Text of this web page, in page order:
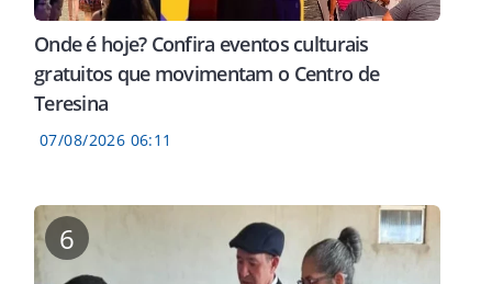
Onde é hoje? Confira eventos culturais
gratuitos que movimentam o Centro de
Teresina
07/08/2026 06:11
6